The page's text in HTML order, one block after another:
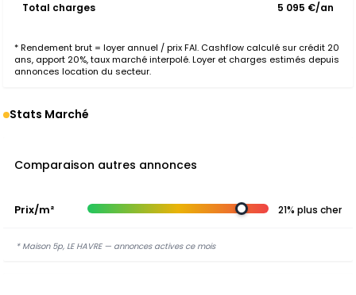
Total charges 5 095 €/an
* Rendement brut = loyer annuel / prix FAI. Cashflow calculé sur crédit 20
ans, apport 20%, taux marché interpolé. Loyer et charges estimés depuis
annonces location du secteur.
Stats Marché
Comparaison autres annonces
Prix/m² 21% plus cher
* Maison 5p, LE HAVRE — annonces actives ce mois